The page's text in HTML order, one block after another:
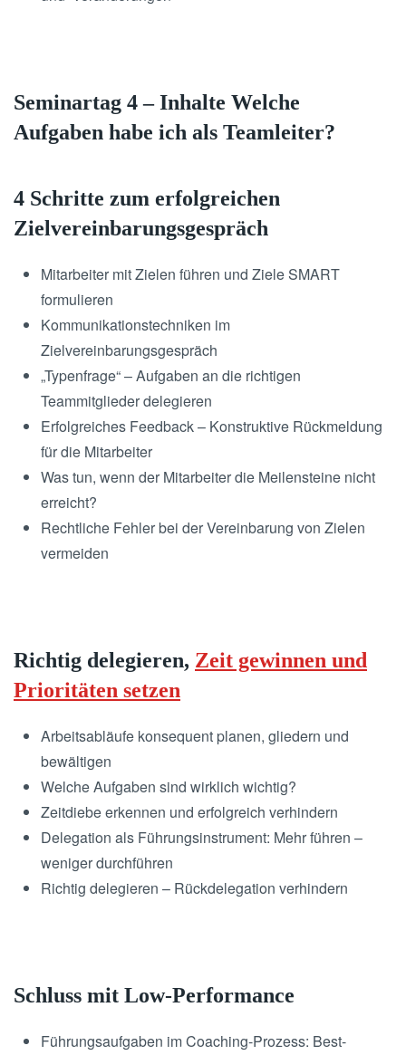
Seminartag 4 – Inhalte Welche
Aufgaben habe ich als Teamleiter?
4 Schritte zum erfolgreichen
Zielvereinbarungsgespräch
Mitarbeiter mit Zielen führen und Ziele SMART
formulieren
Kommunikationstechniken im
Zielvereinbarungsgespräch
„Typenfrage“ – Aufgaben an die richtigen
Teammitglieder delegieren
Erfolgreiches Feedback – Konstruktive Rückmeldung
für die Mitarbeiter
Was tun, wenn der Mitarbeiter die Meilensteine nicht
erreicht?
Rechtliche Fehler bei der Vereinbarung von Zielen
vermeiden
Richtig delegieren, Zeit gewinnen und
Prioritäten setzen
Arbeitsabläufe konsequent planen, gliedern und
bewältigen
Welche Aufgaben sind wirklich wichtig?
Zeitdiebe erkennen und erfolgreich verhindern
Delegation als Führungsinstrument: Mehr führen –
weniger durchführen
Richtig delegieren – Rückdelegation verhindern
Schluss mit Low-Performance
Führungsaufgaben im Coaching-Prozess: Best-